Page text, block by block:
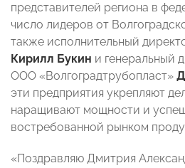
представителей региона в
число лидеров от
также исполнительный
Кирилл Букин и генеральный
ООО «Волгоградтрубопласт»
эти предприятия укрепляют
наращивают мощности и
востребованной рынком
«Поздравляю Дмитрия